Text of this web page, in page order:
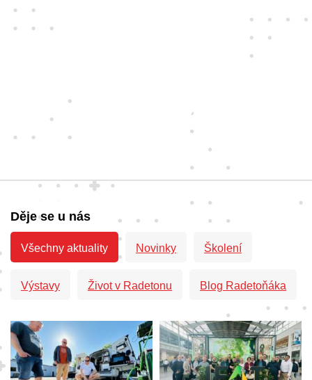
Děje se u nás
Všechny aktuality Novinky Školení
Výstavy Život v Radetonu Blog Radetoňáka